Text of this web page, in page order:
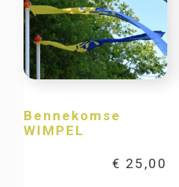
Bennekomse
WIMPEL
€ 25,00